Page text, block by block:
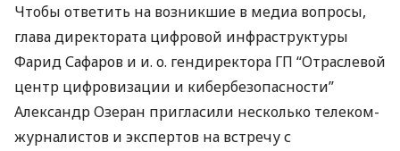
Чтобы ответить на возникшие в медиа вопросы,
глава директората цифровой инфраструктуры
Фарид Сафаров и и. о. гендиректора ГП “Отраслевой
центр цифровизации и кибербезопасности”
Александр Озеран пригласили несколько телеком-
журналистов и экспертов на встречу с